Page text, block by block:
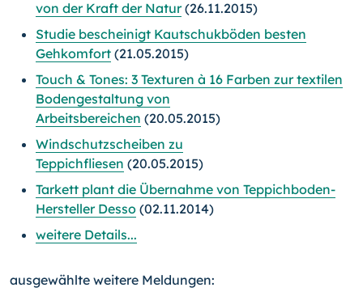
von der Kraft der Natur(26.11.2015)
Studie bescheinigt Kautschukböden besten
Gehkomfort (21.05.2015)
Touch & Tones: 3 Texturen à 16 Farben zur textilen
Bodengestaltung von
Arbeitsbereichen (20.05.2015)
Windschutzscheiben zu
Teppichfliesen (20.05.2015)
Tarkett plant die Übernahme von Teppichboden-
Hersteller Desso (02.11.2014)
weitere Details...
ausgewählte weitere Meldungen: